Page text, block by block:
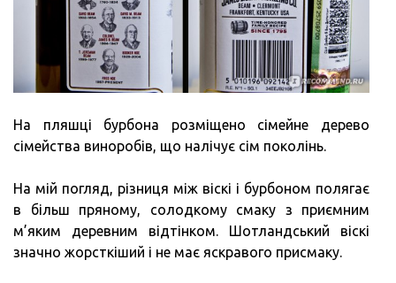
На пляшці бурбона розміщено сімейне дерево
сімейства виноробів, що налічує сім поколінь.
На мій погляд, різниця між віскі і бурбоном полягає
в більш пряному, солодкому смаку з приємним
м’яким деревним відтінком. Шотландський віскі
значно жорсткіший і не має яскравого присмаку.